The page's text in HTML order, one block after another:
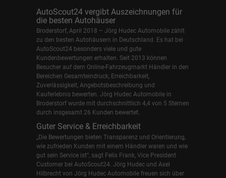
AutoScout24 vergibt Auszeichnungen für
die besten Autohäuser
Broderstorf, April 2018 – Jörg Hudec Automobile zählt
zu den besten Autohäusern in Deutschland. Es hat bei
AutoScout24 besonders viele und gute
Kundenbewertungen erhalten. Seit 2013 können
Besucher auf dem Online-Fahrzeugmarkt Händler in den
Bereichen Gesamteindruck, Erreichbarkeit,
Zuverlässigkeit, Angebotsbeschreibung und
Kauferlebnis bewerten. Jörg Hudec Automobile in
Broderstorf wurde mit durchschnittlich 4,4 von 5 Sternen
durch insgesamt 26 Kunden bewertet.
Guter Service & Erreichbarkeit
„Die Bewertungen bieten Transparenz und Orientierung,
wie zufrieden Kunden mit einem Händler waren und wie
gut sein Service ist“, sagt Felix Frank, Vice President
Customer bei AutoScout24. Jörg Hudec und Axel
Hilbrecht von Jörg Hudec Automobile freuen sich über